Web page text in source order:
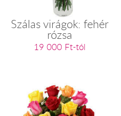
Szálas virágok: fehér
rózsa
19 000 Ft-tól